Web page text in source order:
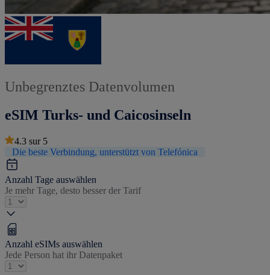
Unbegrenztes Datenvolumen
eSIM Turks- und Caicosinseln
4.3 sur 5
Die beste Verbindung, unterstützt von Telefónica
Anzahl Tage auswählen
Je mehr Tage, desto besser der Tarif
Anzahl eSIMs auswählen
Jede Person hat ihr Datenpaket